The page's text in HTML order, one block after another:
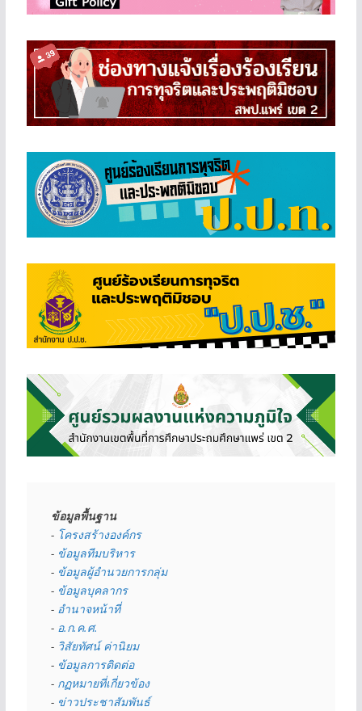
ข้อมูลพื้นฐาน
- โครงสร้างองค์กร
- ข้อมูลทีมบริหาร
- ข้อมูลผู้อำนวยการกลุ่ม
- ข้อมูลบุคลากร
- อำนาจหน้าที่
- อ.ก.ค.ศ.
- วิสัยทัศน์ ค่านิยม
- ข้อมูลการติดต่อ
- กฏหมายที่เกี่ยวข้อง
- ข่าวประชาสัมพันธ์